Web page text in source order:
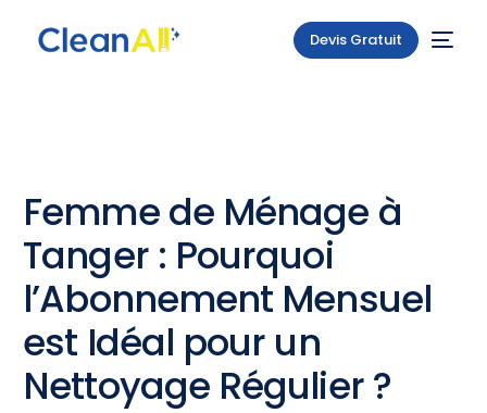
Devis Gratuit
Femme de Ménage à
Tanger : Pourquoi
l’Abonnement Mensuel
est Idéal pour un
Nettoyage Régulier ?